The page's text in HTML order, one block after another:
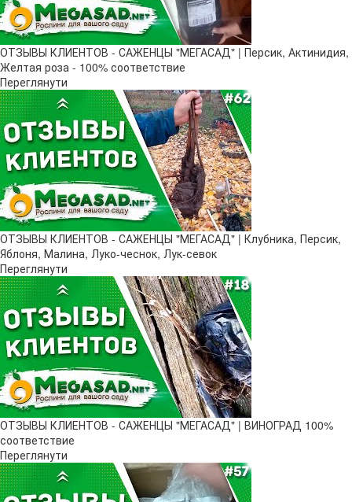
ОТЗЫВЫ КЛИЕНТОВ - САЖЕНЦЫ "МЕГАСАД" | Персик, Актинидия,
Желтая роза - 100% соответствие
Переглянути
ОТЗЫВЫ КЛИЕНТОВ - САЖЕНЦЫ "МЕГАСАД" | Клубника, Персик,
Яблоня, Малина, Луко-чеснок, Лук-севок
Переглянути
ОТЗЫВЫ КЛИЕНТОВ - САЖЕНЦЫ "МЕГАСАД" | ВИНОГРАД 100%
соответствие
Переглянути